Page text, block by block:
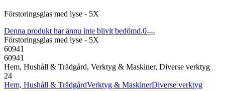
Förstoringsglas med lyse - 5X
Denna produkt har ännu inte blivit bedömd.0
Förstoringsglas med lyse - 5X
60941
60941
Hem, Hushåll & Trädgård, Verktyg & Maskiner, Diverse verktyg
24
Hem, Hushåll & TrädgårdVerktyg & MaskinerDiverse verktyg